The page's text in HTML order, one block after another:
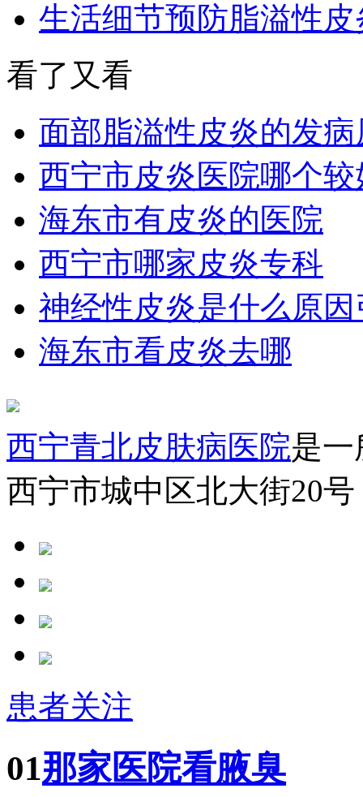
生活细节预防脂溢性
看了又看
面部脂溢性皮炎的发病
西宁市皮炎医院哪个较
海东市有皮炎的医院
西宁市哪家皮炎专科
神经性皮炎是什么原
海东市看皮炎去哪
西宁青北皮肤病医院是
西宁市城中区北大街20
患者关注
01那家医院看腋臭